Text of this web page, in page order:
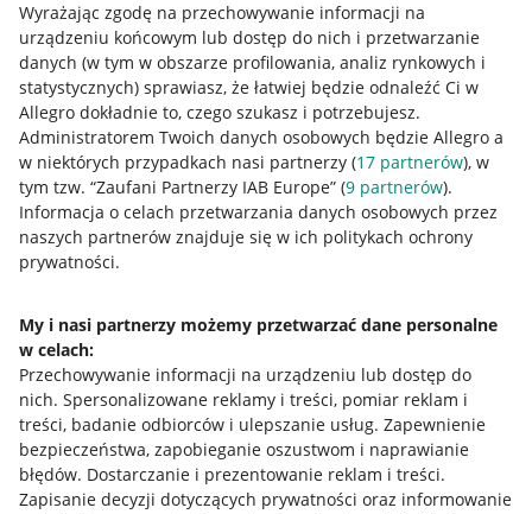
Wyrażając zgodę na przechowywanie informacji na
urządzeniu końcowym lub dostęp do nich i przetwarzanie
danych (w tym w obszarze profilowania, analiz rynkowych i
statystycznych) sprawiasz, że łatwiej będzie odnaleźć Ci w
Allegro dokładnie to, czego szukasz i potrzebujesz.
Administratorem Twoich danych osobowych będzie Allegro a
w niektórych przypadkach nasi partnerzy (17 partnerów), w
tym tzw. “Zaufani Partnerzy IAB Europe” (9 partnerów).
Informacja o celach przetwarzania danych osobowych przez
naszych partnerów znajduje się w ich politykach ochrony
prywatności.
My i nasi partnerzy możemy przetwarzać dane personalne
w celach:
Przechowywanie informacji na urządzeniu lub dostęp do
nich. Spersonalizowane reklamy i treści, pomiar reklam i
treści, badanie odbiorców i ulepszanie usług. Zapewnienie
bezpieczeństwa, zapobieganie oszustwom i naprawianie
błędów. Dostarczanie i prezentowanie reklam i treści.
Zapisanie decyzji dotyczących prywatności oraz informowanie
Przydatne informacje
Jak to działa
Napisz do nas
Allegro Gadane dla sprzedających
Mapa miejscowości
Informacje prawne
Regulamin
Polityka plików "cookies"